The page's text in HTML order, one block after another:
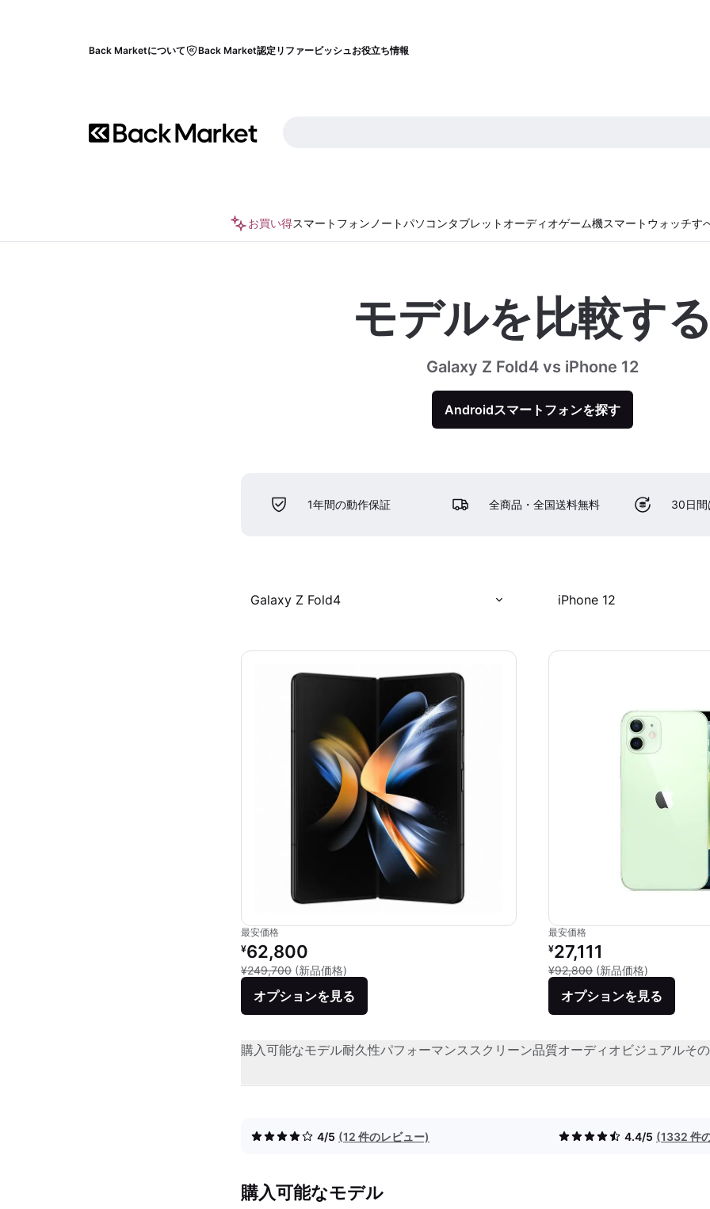
Back Marketについて Back Market認定リファービッシュお役立ち情報
お買い得スマートフォン ノートパソコンタブレット オーディオゲーム機スマートウォッチす
モデルを比較する
Galaxy Z Fold4 vs iPhone 12
Androidスマートフォンを探す
1年間の動作保証 全商品・全国送料無料 30日間
Galaxy Z Fold4 iPhone 12
最安価格
リファービッシュ品の価格：
¥62,800
¥249,700 (新品価格)
オプションを見る
最安価格
リファービッシュ品の価格：
¥27,111
¥92,800 (新品価格)
オプションを見る
購入可能なモデル耐久性パフォーマンススクリーン品質オーディオビジュアルそ
4/5 (12 件のレビュー) 4.4/5 (1332 件
購入可能なモデル